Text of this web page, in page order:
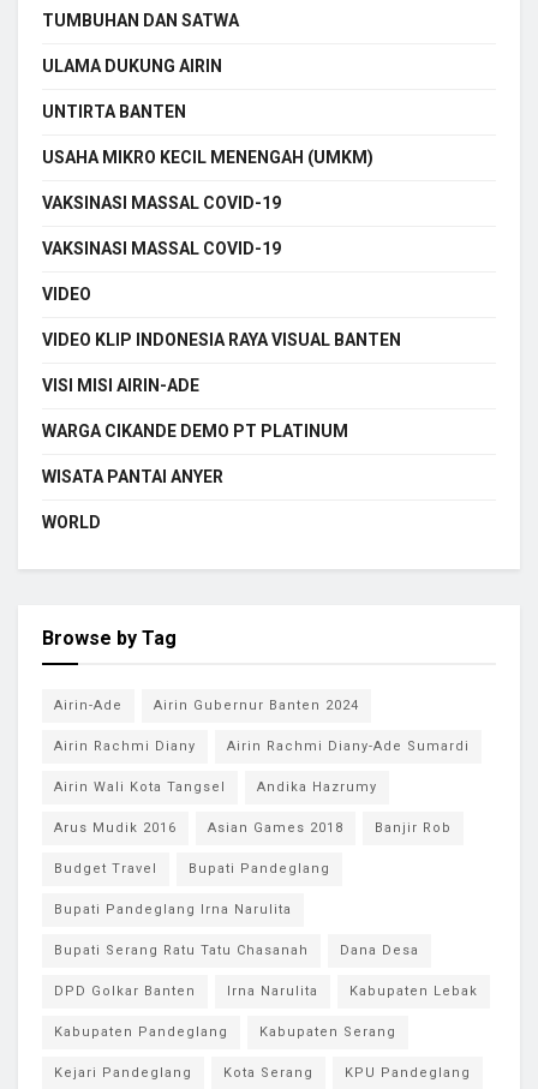
TUMBUHAN DAN SATWA
ULAMA DUKUNG AIRIN
UNTIRTA BANTEN
USAHA MIKRO KECIL MENENGAH (UMKM)
VAKSINASI MASSAL COVID-19
VAKSINASI MASSAL COVID-19
VIDEO
VIDEO KLIP INDONESIA RAYA VISUAL BANTEN
VISI MISI AIRIN-ADE
WARGA CIKANDE DEMO PT PLATINUM
WISATA PANTAI ANYER
WORLD
Browse by Tag
Airin-Ade Airin Gubernur Banten 2024
Airin Rachmi Diany Airin Rachmi Diany-Ade Sumardi
Airin Wali Kota Tangsel Andika Hazrumy
Arus Mudik 2016 Asian Games 2018 Banjir Rob
Budget Travel Bupati Pandeglang
Bupati Pandeglang Irna Narulita
Bupati Serang Ratu Tatu Chasanah Dana Desa
DPD Golkar Banten Irna Narulita Kabupaten Lebak
Kabupaten Pandeglang Kabupaten Serang
Kejari Pandeglang Kota Serang KPU Pandeglang